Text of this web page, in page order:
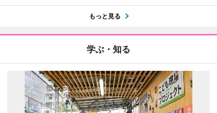
もっと見る
学ぶ・知る